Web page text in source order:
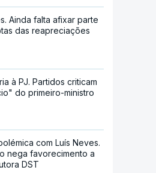
Ainda falta afixar parte
das reapreciações
à PJ. Partidos criticam
do primeiro-ministro
com Luís Neves.
nega favorecimento a
DST